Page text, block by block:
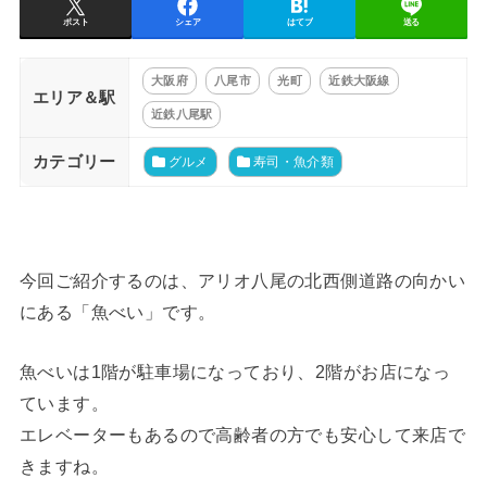
ポスト シェア はてブ 送る
エリア＆駅
大阪府 八尾市 光町 近鉄大阪線
近鉄八尾駅
カテゴリー グルメ 寿司・魚介類
今回ご紹介するのは、アリオ八尾の北西側道路の向かい
にある「魚べい」です。
魚べいは1階が駐車場になっており、2階がお店になっ
ています。
エレベーターもあるので高齢者の方でも安心して来店で
きますね。